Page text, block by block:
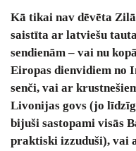
Kā tikai nav dēvēta
saistīta ar latviešu
sendienām – vai nu
Eiropas dienvidiem no
senči, vai ar
Livonijas govs (jo
bijuši sastopami visās
praktiski izzuduši), vai